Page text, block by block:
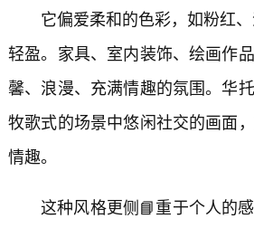
它偏爱柔和的色彩，如粉红
轻盈。家具、室内装饰、绘画作
馨、浪漫、充满情趣的氛围。华
牧歌式的场景中悠闲社交的画面
情趣。
这种风格更侧📘重于个人的